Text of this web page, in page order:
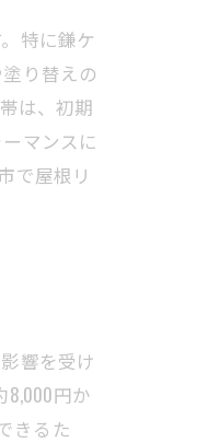
特に鎌ケ
り替えの
は、初期
マンスに
で屋根リ
響を受け
円か
きるた